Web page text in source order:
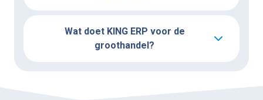
Wat doet KING ERP voor de
groothandel?